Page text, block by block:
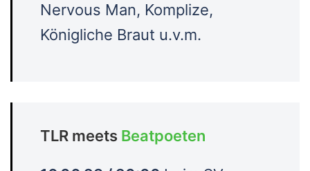
Nervous Man, Komplize,
Königliche Braut u.v.m.
TLR meets Beatpoeten